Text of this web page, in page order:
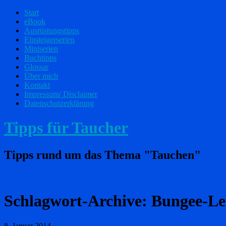
Start
eBook
Ausrüstungstipps
Einsteigerserien
Miniserien
Buchtipps
Glossar
Über mich
Kontakt
Impressum/ Disclaimer
Datenschutzerklärung
Tipps für Taucher
Tipps rund um das Thema "Tauchen"
Schlagwort-Archive: Bungee-